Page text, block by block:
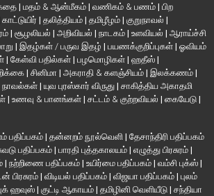
| மதம் & ஆன்மீகம் | வணிகம் & பணம் | பிற
காட்டுயிர் | தலித்தியம் | தமிழீழம் | குறுநாவல் |
| சூழலியல் | அறிவியல் | நாடகம் | உளவியல் | ஆராய்ச்சி
| இதழ்கள் / பருவ இதழ் | பயணக்குறிப்புகள் | ஓவியம்
| கேள்வி பதில்கள் | பழமொழிகள் | ஹதீஸ் |
| சினிமா | அகராதி & களஞ்சியம் | இலக்கணம் |
நாவல்கள் | யுவ புரஸ்கார் விருது | சாகித்திய அகாதமி
| உணவு & பானங்கள் | சட்டம் & குற்றவியல் | கையேடு |
பதிப்பகம் | தன்னறம் நூல்வெளி | தேசாந்திரி பதிப்பகம்
பதிப்பகம்| பாரதி புத்தகாலயம் | எழுத்து பிரசுரம் |
| நற்றிணை பதிப்பகம் | உயிர்மை பதிப்பகம் | வம்சி புக்ஸ் |
பிரசுரம் | விடியல் பதிப்பகம் | விஜயா பதிப்பகம் | புலம்
ஹவுஸ்| குட்டி ஆகாயம் | தமிழினி வெளியீடு | சந்தியா